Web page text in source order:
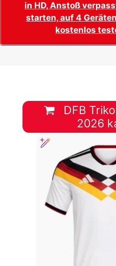
in HD, Anstoß
starten, auf 4
kostenlos
DFB
2026